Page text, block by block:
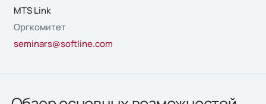
MTS Link
Оргкомитет
seminars@softline.com